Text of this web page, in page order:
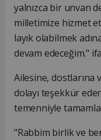
yalnızca bir unvan
milletimize hizmet
layık olabilmek
devam edeceğim."
Ailesine, dostlarına
dolayı teşekkür
temenniyle
"Rabbim birlik ve